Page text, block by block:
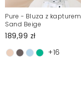
Pure - Bluza z kapturem
Sand Beige
189,99 zł
+16